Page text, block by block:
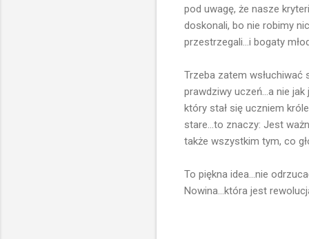
pod uwagę, że nasze
doskonali, bo nie robimy
przestrzegali...i bogaty
Trzeba zatem wsłuchiwać
prawdziwy uczeń...a nie
który stał się uczniem
stare...to znaczy: Jest
także wszystkim tym, co
To piękna idea...nie
Nowina...która jest